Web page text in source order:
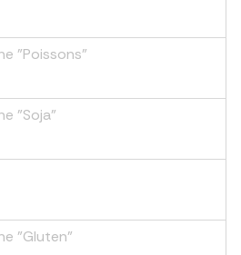
"Poissons"
"Soja"
"Gluten"